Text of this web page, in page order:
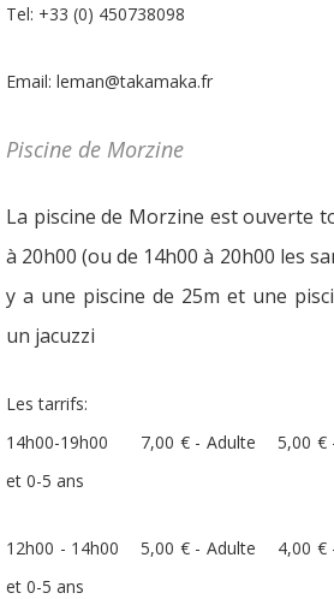
Tel: +33 (0) 450738098
Email: leman@takamaka.fr
Piscine de Morzine
La piscine de Morzine est ouverte
à 20h00 (ou de 14h00 à 20h00 les
y a une piscine de 25m et une
un jacuzzi
Les tarrifs:
14h00-19h00 7,00 € - Adulte 5,00 €
et 0-5 ans
12h00 - 14h00 5,00 € - Adulte 4,00 €
et 0-5 ans